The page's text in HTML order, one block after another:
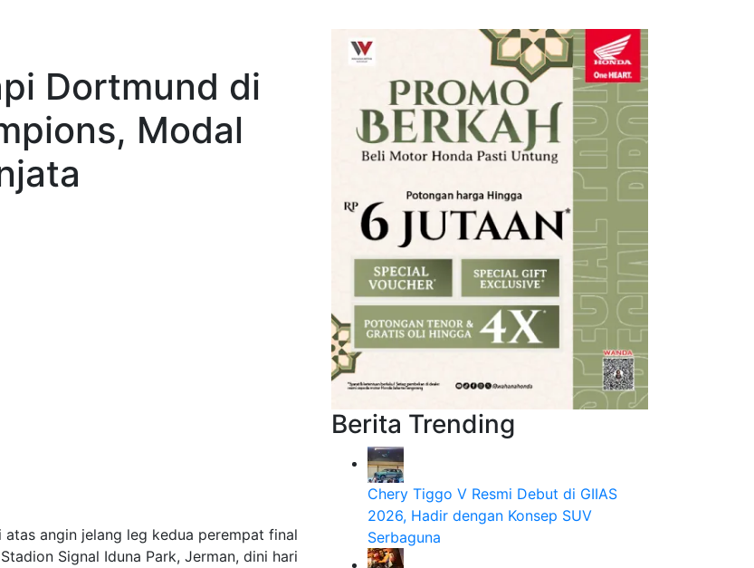
Dortmund di
Modal
atas angin jelang leg kedua perempat final
Signal Iduna Park, Jerman, dini hari
Berita Trending
Chery Tiggo V Resmi Debut di GIIAS
2026, Hadir dengan Konsep SUV
Serbaguna